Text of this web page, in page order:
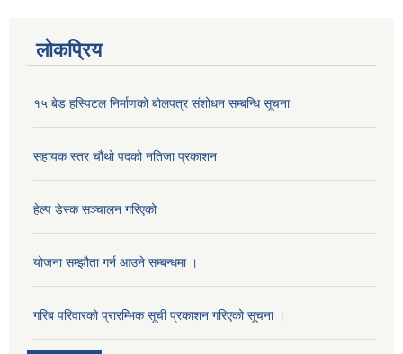
लोकप्रिय
१५ बेड हस्पिटल निर्माणको बोलपत्र संशोधन सम्बन्धि सूचना
सहायक स्तर चौंथो पदको नतिजा प्रकाशन
हेल्प डेस्क सञ्‍चालन गरिएको
योजना सम्झौता गर्न आउने सम्बन्धमा ।
गरिब परिवारको प्रारम्भिक सूची प्रकाशन गरिएको सूचना ।